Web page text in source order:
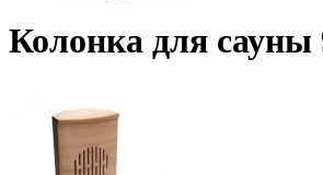
Колонка для сауны